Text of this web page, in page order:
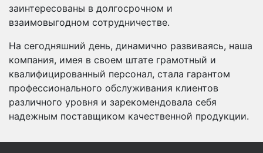
заинтересованы в долгосрочном и
взаимовыгодном сотрудничестве.
На сегодняшний день, динамично развиваясь, наша
компания, имея в своем штате грамотный и
квалифицированный персонал, стала гарантом
профессионального обслуживания клиентов
различного уровня и зарекомендовала себя
надежным поставщиком качественной продукции.